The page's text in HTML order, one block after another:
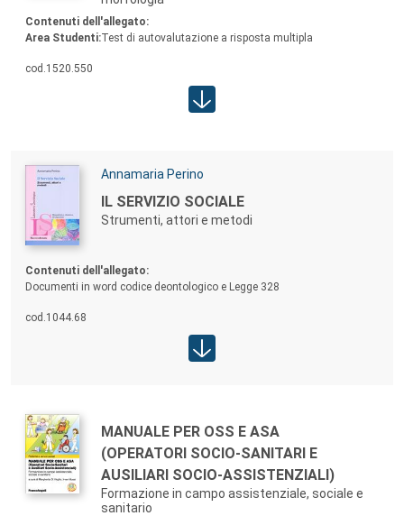
Contenuti allegato:
Contenuti dell'allegato:
Area Studenti:Test di autovalutazione a risposta multipla
cod.1520.550
Autori:
Annamaria Perino
TITOLO:
IL SERVIZIO SOCIALE
Strumenti, attori e metodi
Contenuti allegato:
Contenuti dell'allegato:
Documenti in word codice deontologico e Legge 328
cod.1044.68
TITOLO:
MANUALE PER OSS E ASA
(OPERATORI SOCIO-SANITARI E
AUSILIARI SOCIO-ASSISTENZIALI)
Formazione in campo assistenziale, sociale e
sanitario